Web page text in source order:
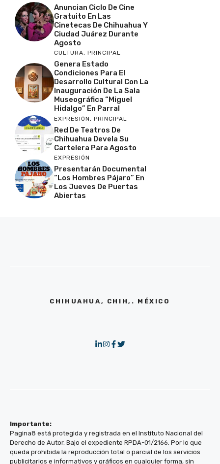
Anuncian Ciclo De Cine
Gratuito En Las
Cinetecas De Chihuahua Y
Ciudad Juárez Durante
Agosto
CULTURA, PRINCIPAL
Genera Estado
Condiciones Para El
Desarrollo Cultural Con La
Inauguración De La Sala
Museográfica “Miguel
Hidalgo” En Parral
EXPRESIÓN , PRINCIPAL
Red De Teatros De
Chihuahua Devela Su
Cartelera Para Agosto
EXPRESIÓN
Presentarán Documental
“Los Hombres Pájaro” En
Los Jueves De Puertas
Abiertas
CHIHUAHUA, CHIH,. MÉXICO
Importante:
Pagina8 está protegida y registrada en el Instituto Nacional del
Derecho de Autor. Bajo el expediente RPDA-01/2166. Por lo que
queda prohibida la reproducción total o parcial de los servicios
publicitarios e informativos y gráficos en cualquier forma, sin